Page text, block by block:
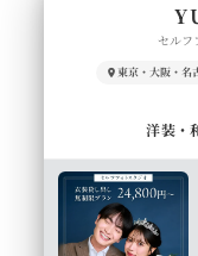
セルフ
東京・大阪・名
洋装・